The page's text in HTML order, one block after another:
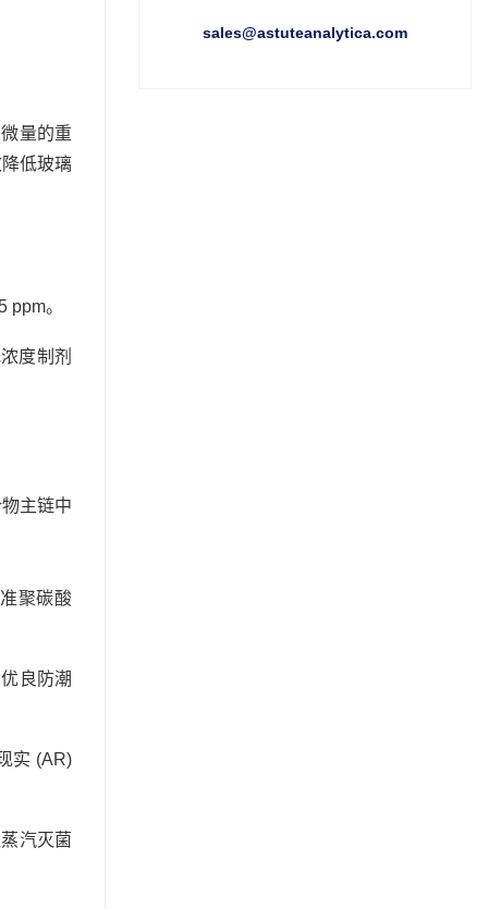
量的重
低玻璃
。
度制剂
主链中
聚碳酸
良防潮
实 (AR)
汽灭菌
sales@astuteanalytica.com